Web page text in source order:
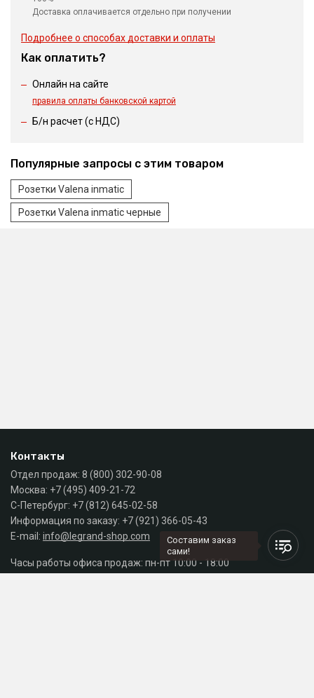
Доставка оплачивается отдельно при получении
Подробнее о способах доставки и оплаты
Как оплатить?
Онлайн на сайте
правила оплаты банковской картой
Б/н расчет (c НДС)
Популярные запросы с этим товаром
Розетки Valena inmatic
Розетки Valena inmatic черные
Контакты
Отдел продаж: 8 (800) 302-90-08
Москва: +7 (495) 409-21-72
С-Петербург: +7 (812) 645-02-58
Информация по заказу: +7 (921) 366-05-43
E-mail: info@legrand-shop.com
Часы работы офиса продаж: пн-пт 10:00 - 18:00
Составим заказ
сами!